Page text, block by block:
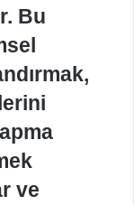
Bu
ve